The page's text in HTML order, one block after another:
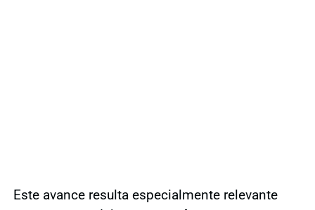
Este avance resulta especialmente relevante